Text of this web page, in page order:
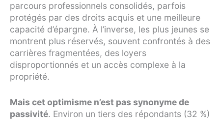
parcours professionnels consolidés, parfois
protégés par des droits acquis et une meilleure
capacité d’épargne. À l’inverse, les plus jeunes se
montrent plus réservés, souvent confrontés à des
carrières fragmentées, des loyers
disproportionnés et un accès complexe à la
propriété.
Mais cet optimisme n’est pas synonyme de
passivité. Environ un tiers des répondants (32 %)